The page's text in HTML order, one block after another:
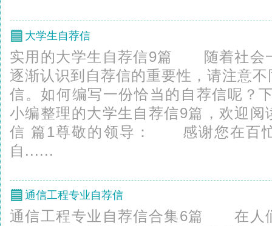
大学生自荐信
实用的大学生自荐信9篇 随着社会
逐渐认识到自荐信的重要性，请注意
信。如何编写一份恰当的自荐信呢？
小编整理的大学生自荐信9篇，欢迎阅
信 篇1尊敬的领导： 感谢您在百
自......
通信工程专业自荐信
通信工程专业自荐信合集6篇 在人